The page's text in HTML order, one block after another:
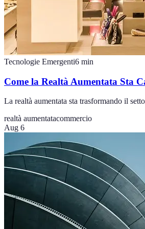
Tecnologie Emergenti6 min
Come la Realtà Aumentata Sta
La realtà aumentata sta trasformando il
realtà aumentatacommercio
Aug 6